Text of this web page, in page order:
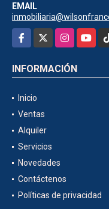
EMAIL
Facebook
Instagram
INFORMACIÓN
Inicio
Ventas
Alquiler
Servicios
Novedades
Contáctenos
Políticas de privacidad